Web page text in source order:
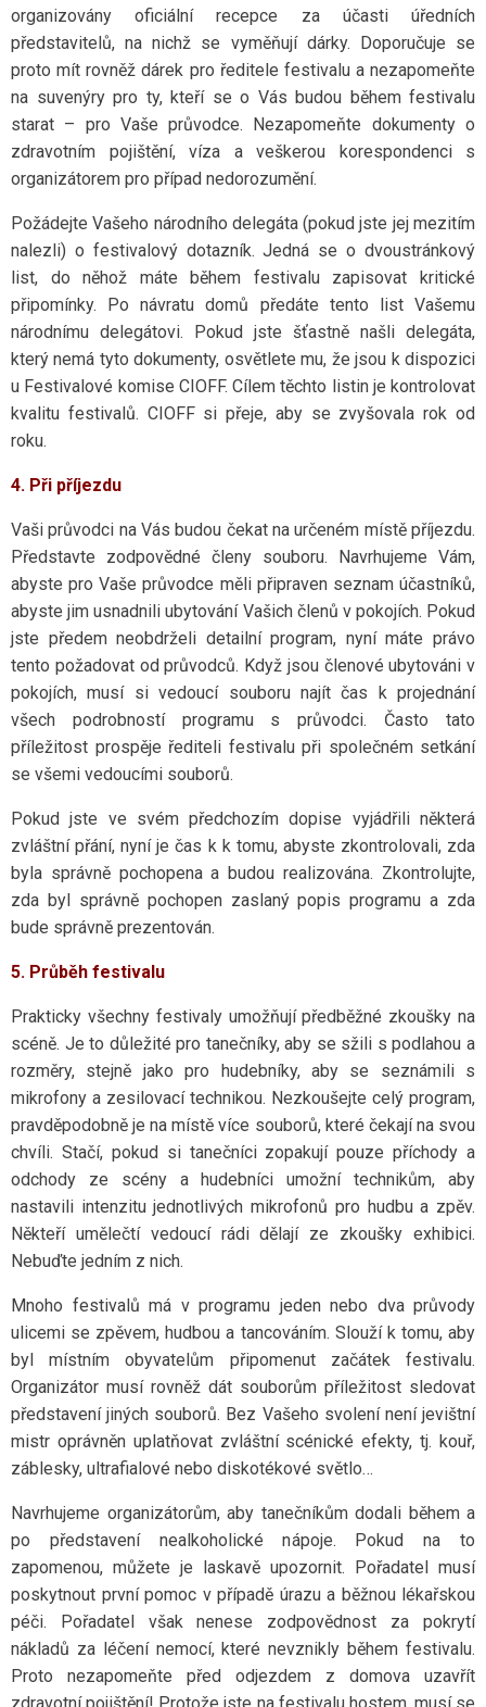
organizovány oficiální recepce za účasti úředních
představitelů, na nichž se vyměňují dárky. Doporučuje se
proto mít rovněž dárek pro ředitele festivalu a nezapomeňte
na suvenýry pro ty, kteří se o Vás budou během festivalu
starat – pro Vaše průvodce. Nezapomeňte dokumenty o
zdravotním pojištění, víza a veškerou korespondenci s
organizátorem pro případ nedorozumění.
Požádejte Vašeho národního delegáta (pokud jste jej mezitím
nalezli) o festivalový dotazník. Jedná se o dvoustránkový
list, do něhož máte během festivalu zapisovat kritické
připomínky. Po návratu domů předáte tento list Vašemu
národnímu delegátovi. Pokud jste šťastně našli delegáta,
který nemá tyto dokumenty, osvětlete mu, že jsou k dispozici
u Festivalové komise CIOFF. Cílem těchto listin je kontrolovat
kvalitu festivalů. CIOFF si přeje, aby se zvyšovala rok od
roku.
4. Při příjezdu
Vaši průvodci na Vás budou čekat na určeném místě příjezdu.
Představte zodpovědné členy souboru. Navrhujeme Vám,
abyste pro Vaše průvodce měli připraven seznam účastníků,
abyste jim usnadnili ubytování Vašich členů v pokojích. Pokud
jste předem neobdrželi detailní program, nyní máte právo
tento požadovat od průvodců. Když jsou členové ubytováni v
pokojích, musí si vedoucí souboru najít čas k projednání
všech podrobností programu s průvodci. Často tato
příležitost prospěje řediteli festivalu při společném setkání
se všemi vedoucími souborů.
Pokud jste ve svém předchozím dopise vyjádřili některá
zvláštní přání, nyní je čas k k tomu, abyste zkontrolovali, zda
byla správně pochopena a budou realizována. Zkontrolujte,
zda byl správně pochopen zaslaný popis programu a zda
bude správně prezentován.
5. Průběh festivalu
Prakticky všechny festivaly umožňují předběžné zkoušky na
scéně. Je to důležité pro tanečníky, aby se sžili s podlahou a
rozměry, stejně jako pro hudebníky, aby se seznámili s
mikrofony a zesilovací technikou. Nezkoušejte celý program,
pravděpodobně je na místě více souborů, které čekají na svou
chvíli. Stačí, pokud si tanečníci zopakují pouze příchody a
odchody ze scény a hudebníci umožní technikům, aby
nastavili intenzitu jednotlivých mikrofonů pro hudbu a zpěv.
Někteří umělečtí vedoucí rádi dělají ze zkoušky exhibici.
Nebuďte jedním z nich.
Mnoho festivalů má v programu jeden nebo dva průvody
ulicemi se zpěvem, hudbou a tancováním. Slouží k tomu, aby
byl místním obyvatelům připomenut začátek festivalu.
Organizátor musí rovněž dát souborům příležitost sledovat
představení jiných souborů. Bez Vašeho svolení není jevištní
mistr oprávněn uplatňovat zvláštní scénické efekty, tj. kouř,
záblesky, ultrafialové nebo diskotékové světlo…
Navrhujeme organizátorům, aby tanečníkům dodali během a
po představení nealkoholické nápoje. Pokud na to
zapomenou, můžete je laskavě upozornit. Pořadatel musí
poskytnout první pomoc v případě úrazu a běžnou lékařskou
péči. Pořadatel však nenese zodpovědnost za pokrytí
nákladů za léčení nemocí, které nevznikly během festivalu.
Proto nezapomeňte před odjezdem z domova uzavřít